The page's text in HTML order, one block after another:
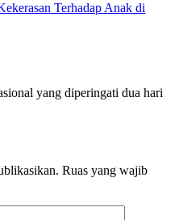
Terhadap Anak di
yang diperingati dua hari
Ruas yang wajib